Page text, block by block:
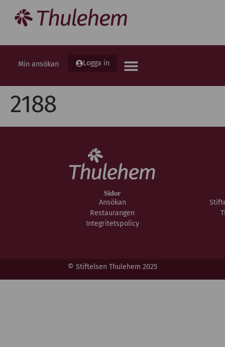
Min ansökan Logga in
2188
Sidor
Ansökan
Restaurangen
Integritetspolicy
© Stiftelsen Thulehem 2025